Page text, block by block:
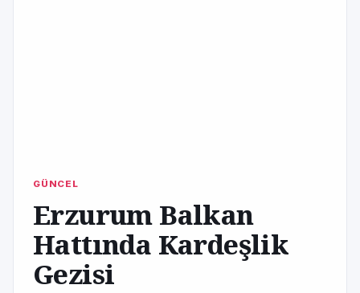
GÜNCEL
Erzurum Balkan
Hattında Kardeşlik
Gezisi